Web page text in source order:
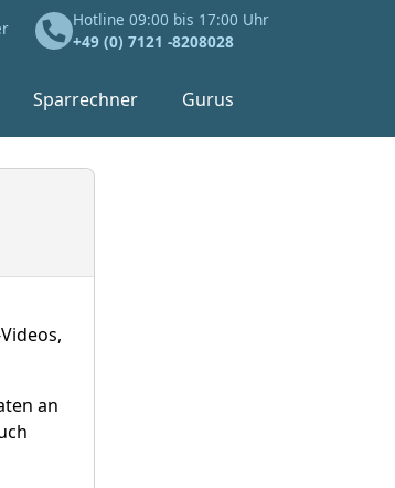
Hotline 09:00 bis 17:00 Uhr
+49 (0) 7121 -8208028
Sparrechner Gurus
an